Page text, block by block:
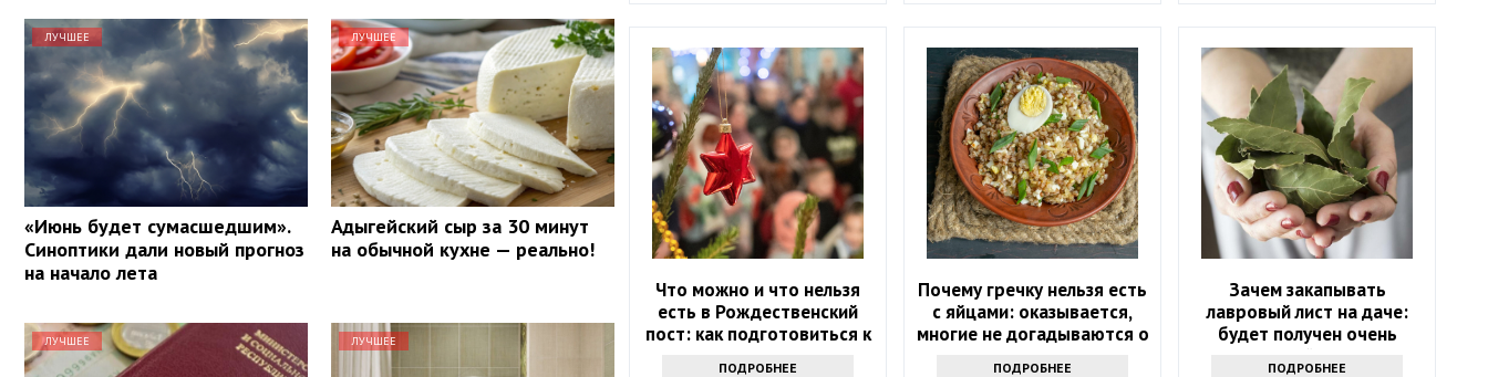
ЛУЧШЕЕ
«Июнь будет сумасшедшим».
Синоптики дали новый прогноз
на начало лета
ЛУЧШЕЕ
Адыгейский сыр за 30 минут
на обычной кухне — реально!
ЛУЧШЕЕ ЛУЧШЕЕ
Что можно и что нельзя
есть в Рождественский
пост: как подготовиться к
ПОДРОБНЕЕ
Почему гречку нельзя есть
с яйцами: оказывается,
многие не догадываются о
ПОДРОБНЕЕ
Зачем закапывать
лавровый лист на даче:
будет получен очень
интересный результат
ПОДРОБНЕЕ